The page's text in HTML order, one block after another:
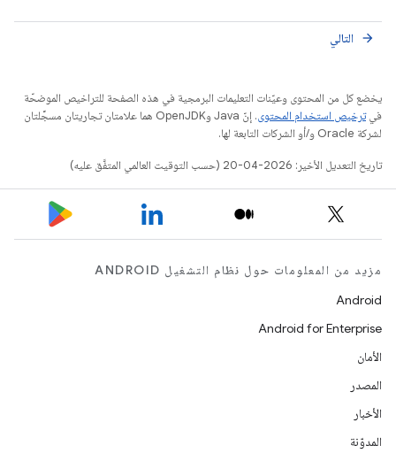
التالي arrow_forward
يخضع كل من المحتوى وعيّنات التعليمات البرمجية في هذه الصفحة للتراخيص الموضحّة
فيترخيص استخدام المحتوى
. إنّ Java وOpenJDK هما علامتان تجاريتان مسجَّلتان
لشركة Oracle و/أو الشركات التابعة لها.
تاريخ التعديل الأخير: 2026-04-20 (حسب التوقيت العالمي المتفَّق عليه)
مزيد من المعلومات حول نظام التشغيل ANDROID
Android
Android for Enterprise
الأمان
المصدر
الأخبار
المدوّنة